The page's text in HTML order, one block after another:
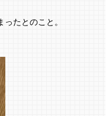
たとのこと。